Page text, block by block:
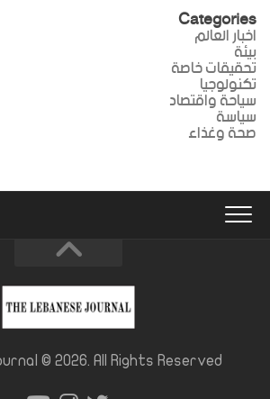
Categories
اخبار العالم
بيئة
تحقيقات خاصة
تكنولوجيا
سياحة واقتصاد
سياسة
صحة وغذاء
© 2026. All Rights Reserved.